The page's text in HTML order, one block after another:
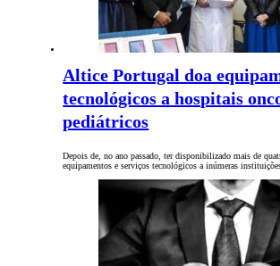
Altice Portugal doa
tecnológicos a hospitais
pediátricos
Depois de, no ano passado, ter disponibilizado mais de
equipamentos e serviços tecnológicos a inúmeras